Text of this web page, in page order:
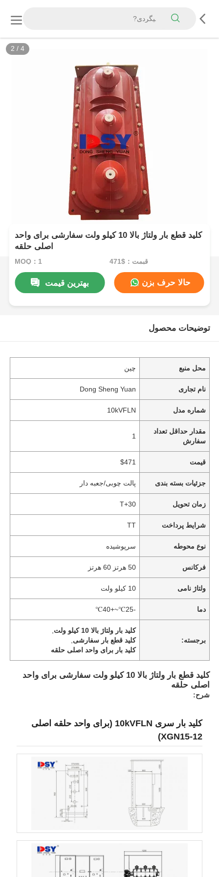
2 / 4
کلید قطع بار ولتاژ بالا 10 کیلو ولت سفارشی برای واحد
اصلی حلقه
MOQ：1 قیمت：$471
بهترین قیمت حالا حرف بزن
توضیحات محصول
محل منبع چین
نام تجاری Dong Sheng Yuan
شماره مدل 10kVFLN
مقدار حداقل تعداد
سفارش
1
قیمت $471
جزئیات بسته بندی پالت چوبی/جعبه دار
زمان تحویل T+30
شرایط پرداخت TT
نوع محوطه سرپوشیده
فرکانس 50 هرتز 60 هرتز
ولتاژ نامی 10 کیلو ولت
دما -25℃~+40℃
برجسته:
کلید بار ولتاژ بالا 10 کیلو ولت
کلید قطع بار سفارشی
کلید بار برای واحد اصلی حلقه
کلید قطع بار ولتاژ بالا 10 کیلو ولت سفارشی برای واحد
اصلی حلقه
شرح:
کلید بار سری 10kVFLN (برای واحد حلقه اصلی
XGN15-12)